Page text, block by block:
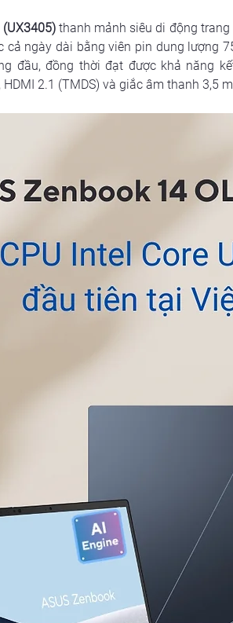
(UX3405) thanh mảnh siêu di động
ngày dài bằng viên pin dung lượng
đầu, đồng thời đạt được khả năng
2.1 (TMDS) và giắc âm thanh 3,5